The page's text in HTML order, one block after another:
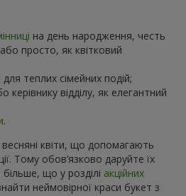
на день народження, честь
просто, як квітковий
для теплих сімейних подій;
керівнику відділу, як елегантний
.
весняні квіти, що допомагають
Тому обов’язково даруйте їх
що у розділі акційних
неймовірної краси букет з